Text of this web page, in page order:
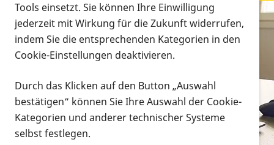
Infomaterial
Infomaterial
Vorlesen
Alle Infomaterialien in verschiedenen
Formaten an einem Ort
Tools einsetzt. Sie können Ihre Einwilligung
jederzeit mit Wirkung für die Zukunft widerrufen,
indem Sie die entsprechenden Kategorien in den
Cookie-Einstellungen deaktivieren.
Durch das Klicken auf den Button „Auswahl
bestätigen“ können Sie Ihre Auswahl der Cookie-
Kategorien und anderer technischer Systeme
selbst festlegen.